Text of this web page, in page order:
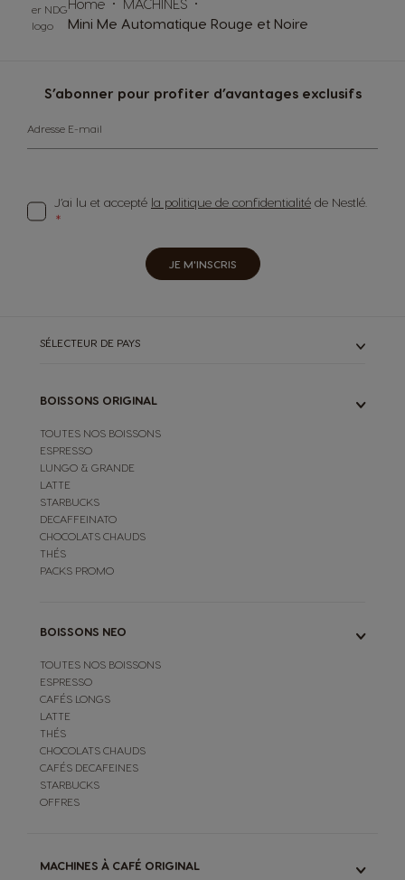
S’abonner pour profiter d’avantages exclusifs
Adresse E-mail
J’ai lu et accepté la politique de confidentialité de Nestlé.
JE M'INSCRIS
Home
MACHINES
Mini Me Automatique Rouge et Noire
SÉLECTEUR DE PAYS
BOISSONS ORIGINAL
TOUTES NOS BOISSONS
ESPRESSO
LUNGO & GRANDE
LATTE
STARBUCKS
DECAFFEINATO
CHOCOLATS CHAUDS
THÉS
PACKS PROMO
BOISSONS NEO
TOUTES NOS BOISSONS
ESPRESSO
CAFÉS LONGS
LATTE
THÉS
CHOCOLATS CHAUDS
CAFÉS DECAFEINES
STARBUCKS
OFFRES
MACHINES À CAFÉ ORIGINAL